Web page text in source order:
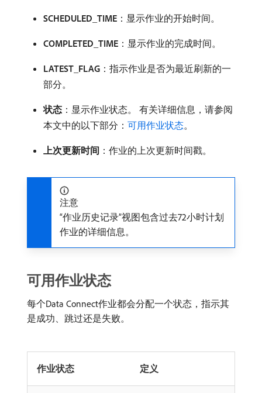
SCHEDULED_TIME ：显示作业的开始时间。
COMPLETED_TIME ：显示作业的完成时间。
LATEST_FLAG ：指示作业是否为最近刷新的一
部分。
状态 ：显示作业状态。 有关详细信息，请参阅
本文中的以下部分： 可用作业状态。
上次更新时间 ：作业的上次更新时间戳。
注意
“作业历史记录”视图包含过去72小时计划
作业的详细信息。
可用作业状态
每个Data Connect作业都会分配一个状态，指示其
是成功、跳过还是失败。
作业状态 定义